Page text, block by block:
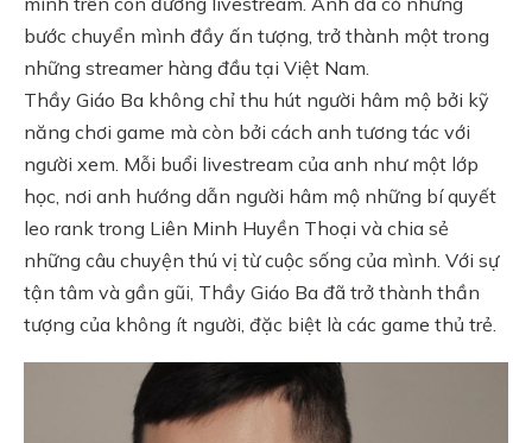
bước chuyển mình đầy ấn tượng, trở thành một trong
những streamer hàng đầu tại Việt Nam.
Thầy Giáo Ba không chỉ thu hút người hâm mộ bởi kỹ
năng chơi game mà còn bởi cách anh tương tác với
người xem. Mỗi buổi livestream của anh như một lớp
học, nơi anh hướng dẫn người hâm mộ những bí quyết
leo rank trong Liên Minh Huyền Thoại và chia sẻ
những câu chuyện thú vị từ cuộc sống của mình. Với sự
tận tâm và gần gũi, Thầy Giáo Ba đã trở thành thần
tượng của không ít người, đặc biệt là các game thủ trẻ.